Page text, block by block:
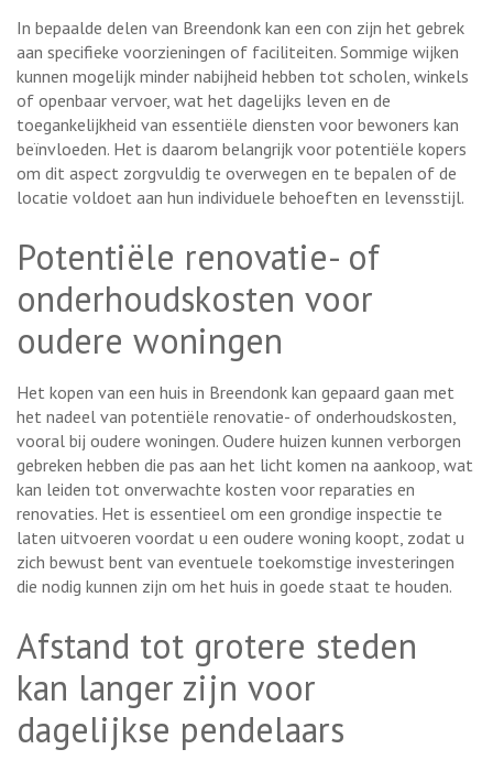
In bepaalde delen van Breendonk kan een con zijn het gebrek
aan specifieke voorzieningen of faciliteiten. Sommige wijken
kunnen mogelijk minder nabijheid hebben tot scholen, winkels
of openbaar vervoer, wat het dagelijks leven en de
toegankelijkheid van essentiële diensten voor bewoners kan
beïnvloeden. Het is daarom belangrijk voor potentiële kopers
om dit aspect zorgvuldig te overwegen en te bepalen of de
locatie voldoet aan hun individuele behoeften en levensstijl.
Potentiële renovatie- of
onderhoudskosten voor
oudere woningen
Het kopen van een huis in Breendonk kan gepaard gaan met
het nadeel van potentiële renovatie- of onderhoudskosten,
vooral bij oudere woningen. Oudere huizen kunnen verborgen
gebreken hebben die pas aan het licht komen na aankoop, wat
kan leiden tot onverwachte kosten voor reparaties en
renovaties. Het is essentieel om een grondige inspectie te
laten uitvoeren voordat u een oudere woning koopt, zodat u
zich bewust bent van eventuele toekomstige investeringen
die nodig kunnen zijn om het huis in goede staat te houden.
Afstand tot grotere steden
kan langer zijn voor
dagelijkse pendelaars